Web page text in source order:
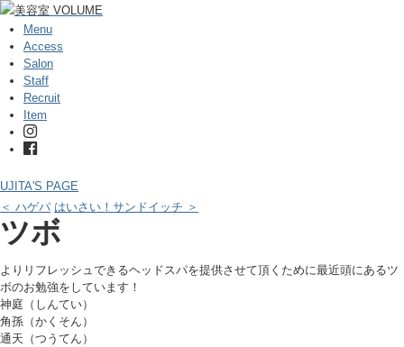
Menu
Access
Salon
Staff
Recruit
Item
UJITA'S PAGE
＜ ハゲパ はいさい！サンドイッチ ＞
ツボ
よりリフレッシュできるヘッドスパを提供させて頂くために最近頭にあるツ
ボのお勉強をしています！
神庭（しんてい）
角孫（かくそん）
通天（つうてん）